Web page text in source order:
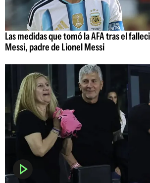
Las medidas que tomó la AFA tras el
Messi, padre de Lionel Messi